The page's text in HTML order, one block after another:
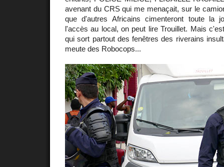
avenant du CRS qui me menaçait, sur le
que d'autres Africains cimenteront toute la
l'accès au local, on peut lire Trouillet. Mais
qui sort partout des fenêtres des riverains
meute des Robocops...